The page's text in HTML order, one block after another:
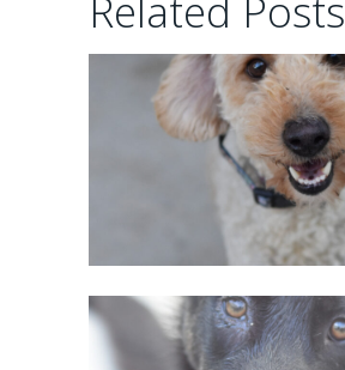
Related Posts
02/06/2026